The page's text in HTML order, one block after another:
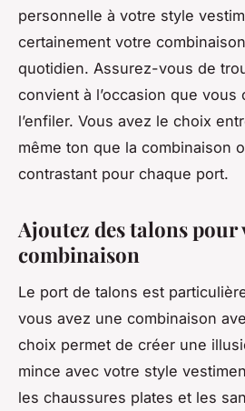
personnelle à votre style
certainement votre
quotidien. Assurez-vous de
convient à l’occasion que vous
l’enfiler. Vous avez le choix
même ton que la combinaison
contrastant pour chaque port.
Ajoutez des talons pour
combinaison
Le port de talons est
vous avez une combinaison
choix permet de créer une
mince avec votre style
les chaussures plates et les